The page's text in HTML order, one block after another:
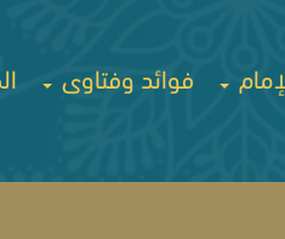
فوائد وفتاوى